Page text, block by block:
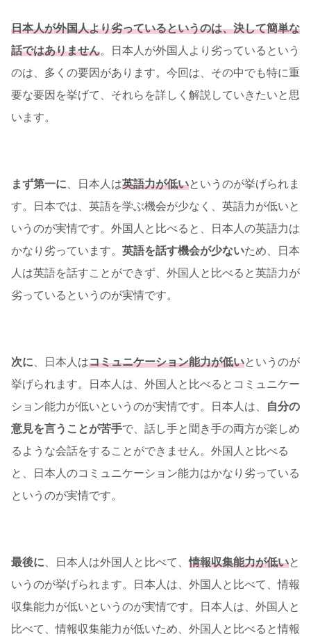
日本人が外国人より劣っているというのは、決して簡単な
話ではありません。日本人が外国人より劣っているという
のは、多くの要因があります。今回は、その中でも特に重
要な要因を挙げて、それらを詳しく解説していきたいと思
います。
まず第一に 、日本人は英語力が低いというのが挙げられま
す。日本では、英語を学ぶ機会が少なく、英語力が低いと
いうのが実情です。外国人と比べると、日本人の英語力は
かなり劣っています。 英語を話す機会が少ないため、日本
人は英語を話すことができず、外国人と比べると英語力が
劣っているというのが実情です。
次に 、日本人はコミュニケーション能力が低いというのが
挙げられます。日本人は、外国人と比べるとコミュニケー
ション能力が低いというのが実情です。日本人は、
自分の
意見を言うことが苦手で、話し手と聞き手の両方が楽しめ
るような会話をすることができません。外国人と比べる
と、日本人のコミュニケーション能力はかなり劣っている
というのが実情です。
最後に 、日本人は外国人と比べて、情報収集能力が低いと
いうのが挙げられます。日本人は、外国人と比べて、情報
収集能力が低いというのが実情です。日本人は、外国人と
比べて、情報収集能力が低いため、外国人と比べると情報